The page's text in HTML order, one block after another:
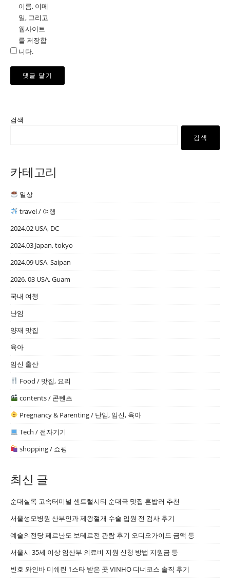
이름, 이메
일, 그리고
웹사이트
를 저장합
니다.
검색
검색
카테고리
일상
travel / 여행
2024.02 USA, DC
2024.03 Japan, tokyo
2024.09 USA, Saipan
2026. 03 USA, Guam
국내 여행
난임
양재 맛집
육아
임신 출산
Food / 맛집, 요리
contents / 콘텐츠
Pregnancy & Parenting / 난임, 임신, 육아
Tech / 전자기기
shopping / 쇼핑
최신 글
순대실록 고속터미널 센트럴시티 순대국 맛집 혼밥러 추천
서울성모병원 산부인과 제왕절개 수술 입원 전 검사 후기
예술의전당 페르난도 보테르전 관람 후기 오디오가이드 금액 등
서울시 35세 이상 임산부 의료비 지원 신청 방법 지원금 등
빈호 와인바 미쉐린 1스타 받은 곳 VINHO 디너코스 솔직 후기